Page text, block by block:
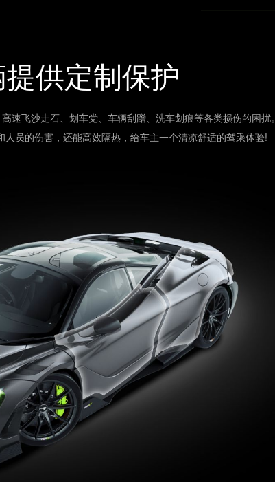
供定制保护
速飞沙走石、划车党、车辆刮蹭、洗车划痕等各类损伤的困扰。
员的伤害，还能高效隔热，给车主一个清凉舒适的驾乘体验!